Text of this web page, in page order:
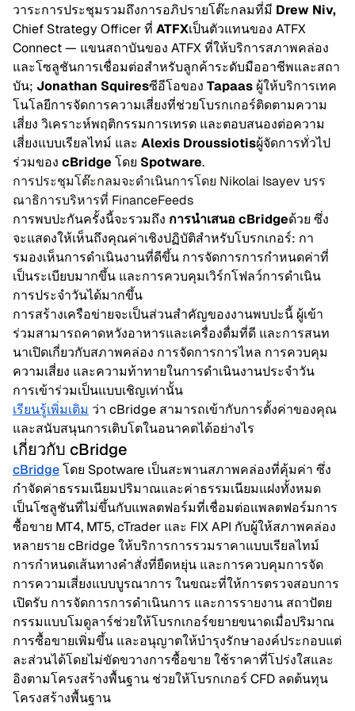
วา​ระ​การ​ประ​ชุมรวมถึง​กา​รอภิ​ปราย​โต๊ะ​กลม​ที่มี Drew Niv,
Chief Strategy Officer ที่ ATFXเป็น​ตัว​แทน​ของ ATFX
Connect — แขน​สถา​บัน​ของ ATFX ที่​ให้บริ​การ​สภาพคล่อง​
และ​โซ​ลู​ชัน​การ​เชื่อม​ต่อสำ​หรับ​ลูก​ค้า​ระ​ดับ​มือ​อา​ชี​พและ​สถา​
บัน; Jonathan Squiresซี​อี​โอของ Tapaas ผู้​ให้บริ​การ​เทค​
โน​โลยี​การ​จัด​การ​ความ​เสี่ยง​ที่ช่วย​โบรก​เกอร์​ติด​ตาม​ความ​
เสี่ยง วิ​เคราะห์​พฤติ​กรรม​การ​เทรด และ​ตอบ​สนอง​ต่อ​ความ​
เสี่ยง​แบบ​เรียล​ไทม์ และ Alexis Droussiotisผู้​จัด​การ​ทั่ว​ไป
ร่วม​ของ cBridge โดย Spotware.
การ​ประ​ชุม​โต๊ะ​กลม​จะ​ดำ​เนิน​การ​โดย Nikolai Isayev บรร​
ณา​ธิ​การ​บริ​หาร​ที่ FinanceFeeds
การพบ​ปะ​กัน​ครั้ง​นี้จะ​รวมถึง การ​นำ​เสนอ cBridgeด้วย ซึ่ง​
จะ​แสดง​ให้​เห็นถึง​คุณ​ค่า​เชิง​ปฏิ​บัติสำ​หรับ​โบรก​เกอร์: กา​
รมอง​เห็น​การ​ดำ​เนิน​งาน​ที่ดี​ขึ้น การ​จัด​การ​การ​กำ​หน​ด​ค่า​ที่​
เป็นระ​เบียบ​มาก​ขึ้น และ​การ​ควบ​คุม​เวิร์ก​โฟลว์​การ​ดำ​เนิน​
การ​ประ​จำ​วัน​ได้​มาก​ขึ้น
การ​สร้าง​เครือ​ข่ายจะ​เป็น​ส่วน​สำ​คัญ​ของ​งาน​พบ​ปะ​นี้ ผู้​เข้า
ร่วม​สา​มารถ​คาด​หวัง​อา​หารและ​เครื่อง​ดื่ม​ที่ดี และ​การ​สนท​
นา​เปิด​เกี่ยว​กับ​สภาพคล่อง การ​จัด​การ​การ​ไหล การ​ควบ​คุม​
ความ​เสี่ยง และ​ความ​ท้า​ทาย​ใน​การ​ดำ​เนิน​งาน​ประ​จำ​วัน
การ​เข้าร่วม​เป็น​แบบ​เชิญเท่า​นั้น
เรียน​รู้​เพิ่ม​เติม ว่า cBridge สา​มารถ​เข้า​กับ​การ​ตั้ง​ค่า​ของ​คุณ
และ​ส​นับ​สนุน​การ​เติบ​โต​ในอนา​คต​ได้อย่าง​ไร
เกี่ยว​กับ cBridge
cBridgeโดย Spotware เป็น​สะ​พาน​สภาพคล่อง​ที่​คุ้มค่า ซึ่ง​
กำ​จัด​ค่า​ธรรม​เนียม​ปริ​มาณและ​ค่า​ธรรม​เนียม​แฝง​ทั้ง​หมด
เป็น​โซ​ลู​ชัน​ที่​ไม่ขึ้น​กับ​แพลต​ฟอร์​ม​ที่​เชื่อม​ต่อ​แพลต​ฟอร์​ม​การ
ซื้อ​ขาย MT4, MT5, cTrader และ FIX API กับ​ผู้​ให้สภาพคล่อง​
หลาย​ราย cBridge ให้บริ​การ​การรวม​รา​คา​แบบ​เรียล​ไทม์
การ​กำ​หน​ด​เส้น​ทาง​คำ​สั่ง​ที่ยืด​หยุ่น และ​การ​ควบ​คุม​การ​จัด​
การ​ความ​เสี่ยง​แบบ​บู​รณา​การ ใน​ขณะ​ที่​ให้​การ​ตรวจ​สอบ​การ​
เปิดรับ การ​จัด​การ​การ​ดำ​เนิน​การ และ​การ​ราย​งาน สถา​ปัตย​
กรรม​แบบ​โม​ดู​ลาร์ช่วย​ให้โบรก​เกอร์​ขยายขนาด​เมื่อปริ​มาณ​
การซื้อ​ขาย​เพิ่ม​ขึ้น และ​อนุ​ญาต​ให้บำ​รุง​รัก​ษา​องค์​ประ​กอบ​แต่​
ละ​ส่วน​ได้โดย​ไม่​ขัด​ขวาง​การซื้อ​ขาย ใช้รา​คา​ที่​โปร่ง​ใสและ​
อิง​ตาม​โครง​สร้าง​พื้น​ฐาน ช่วย​ให้โบรก​เกอร์ CFD ลด​ต้น​ทุน​
โครง​สร้าง​พื้น​ฐาน